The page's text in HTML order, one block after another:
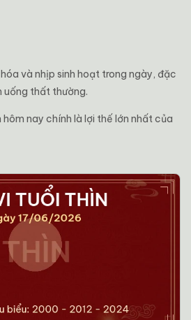
và nhịp sinh hoạt trong ngày, đặc
uống thất thường.
hôm nay chính là lợi thế lớn nhất của